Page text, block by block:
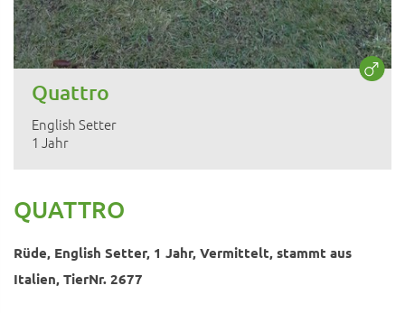
Quattro
English Setter
1 Jahr
QUATTRO
Rüde, English Setter, 1 Jahr, Vermittelt, stammt aus
Italien, TierNr. 2677